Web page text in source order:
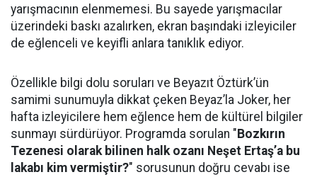
yarışmacının elenmemesi. Bu sayede yarışmacılar
üzerindeki baskı azalırken, ekran başındaki izleyiciler
de eğlenceli ve keyifli anlara tanıklık ediyor.
Özellikle bilgi dolu soruları ve Beyazıt Öztürk’ün
samimi sunumuyla dikkat çeken Beyaz’la Joker, her
hafta izleyicilere hem eğlence hem de kültürel bilgiler
sunmayı sürdürüyor. Programda sorulan " Bozkırın
Tezenesi olarak bilinen halk ozanı Neşet Ertaş’a bu
lakabı kim vermiştir?" sorusunun doğru cevabı ise